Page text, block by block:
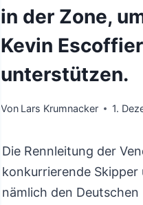
in der Zone,
Kevin
unterstützen.
Von Lars Krumnacker 1.
Die Rennleitung der
konkurrierende
nämlich den